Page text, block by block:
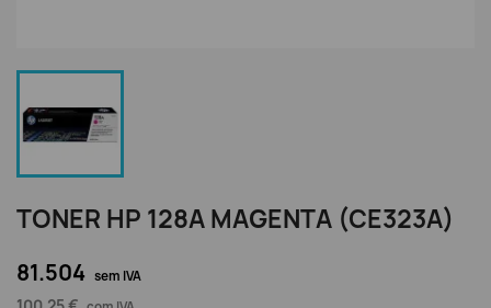
TONER HP 128A MAGENTA (CE323A)
81.504 sem IVA